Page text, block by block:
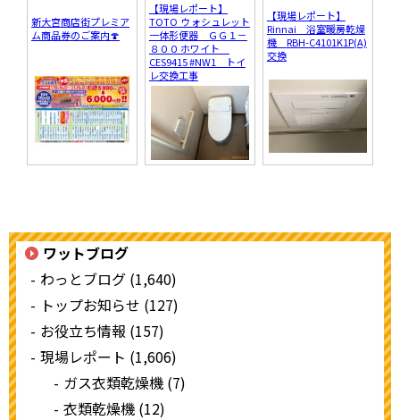
新大宮商店街プレミア
ム商品券のご案内🍄
【現場レポート】
TOTO ウォシュレット
一体形便器 ＧＧ１－
８００ ホワイト
CES9415 #NW1 トイ
レ交換工事
【現場レポート】
Rinnai 浴室暖房乾燥
機 RBH-C4101K1P(A)
交換
ワットブログ
わっとブログ (1,640)
トップお知らせ (127)
お役立ち情報 (157)
現場レポート (1,606)
ガス衣類乾燥機 (7)
衣類乾燥機 (12)